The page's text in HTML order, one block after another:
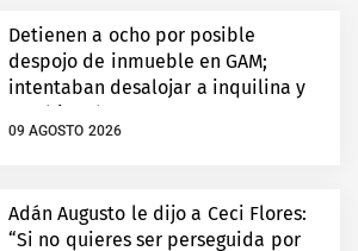
Detienen a ocho por posible
despojo de inmueble en GAM;
intentaban desalojar a inquilina y
cambiar chapas
09 AGOSTO 2026
Adán Augusto le dijo a Ceci Flores:
“Si no quieres ser perseguida por